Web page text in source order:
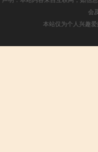
会
本站仅为个人兴趣